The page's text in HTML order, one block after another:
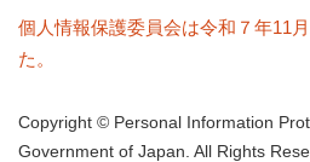
個人情報保護委員会は令和７年11
た。
Copyright © Personal Information
Government of Japan. All Rights